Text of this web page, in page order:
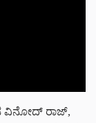
ವಿನೋದ್ ರಾಜ್,